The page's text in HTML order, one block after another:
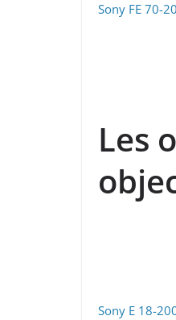
Sony FE 70-
Les
Sony E 18-